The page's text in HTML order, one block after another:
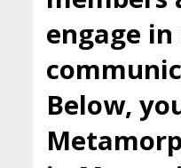
engage
Below,